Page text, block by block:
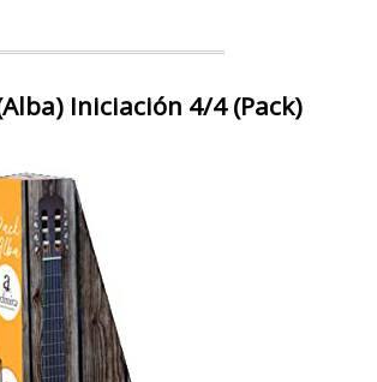
Iniciación 4/4 (Pack)